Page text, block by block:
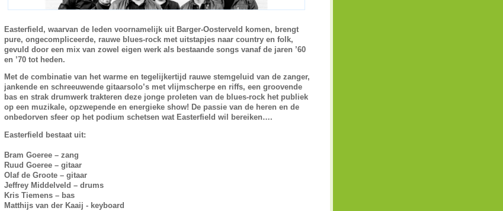
Easterfield, waarvan de leden voornamelijk uit Barger-Oosterveld komen, brengt
pure, ongecompliceerde, rauwe blues-rock met uitstapjes naar country en folk,
gevuld door een mix van zowel eigen werk als bestaande songs vanaf de jaren ’60
en ’70 tot heden.
Met de combinatie van het warme en tegelijkertijd rauwe stemgeluid van de zanger,
jankende en schreeuwende gitaarsolo’s met vlijmscherpe en riffs, een groovende
bas en strak drumwerk trakteren deze jonge proleten van de blues-rock het publiek
op een muzikale, opzwepende en energieke show! De passie van de heren en de
onbedorven sfeer op het podium schetsen wat Easterfield wil bereiken….
Easterfield bestaat uit:
Bram Goeree – zang
Ruud Goeree – gitaar
Olaf de Groote – gitaar
Jeffrey Middelveld – drums
Kris Tiemens – bas
Matthijs van der Kaaij - keyboard